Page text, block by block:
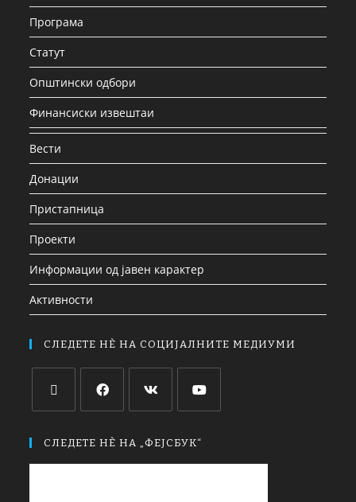
Програма
Статут
Општински одбори
Финансиски извештаи
Вести
Донации
Пристапница
Проекти
Информации од јавен карактер
Активности
СЛЕДЕТЕ НЀ НА СОЦИЈАЛНИТЕ МЕДИУМИ
СЛЕДЕТЕ НЀ НА „ФЕЈСБУК“